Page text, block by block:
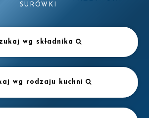
SURÓWKI
wg składnika
wg rodzaju kuchni